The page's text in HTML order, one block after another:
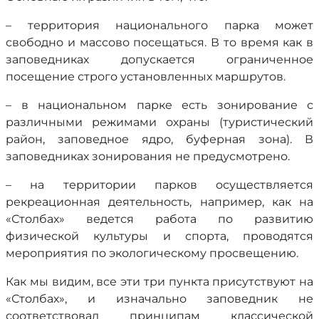
– территория национального парка может
свободно и массово посещаться. В то время как в
заповедниках допускается ограниченное
посещение строго установленных маршрутов.
– в национальном парке есть зонирование с
различными режимами охраны (туристический
район, заповедное ядро, буферная зона). В
заповедниках зонирования не предусмотрено.
– на территории парков осуществляется
рекреационная деятельность, например, как на
«Столбах» ведется работа по развитию
физической культуры и спорта, проводятся
мероприятия по экологическому просвещению.
Как мы видим, все эти три пункта присутствуют на
«Столбах», и изначально заповедник не
соответствовал принципам классической